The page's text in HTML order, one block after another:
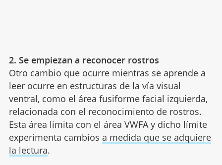
2. Se empiezan a reconocer rostros
Otro cambio que ocurre mientras se aprende a
leer ocurre en estructuras de la vía visual
ventral, como el área fusiforme facial izquierda,
relacionada con el reconocimiento de rostros.
Esta área limita con el área VWFA y dicho límite
experimenta cambios a medida que se adquiere
la lectura.